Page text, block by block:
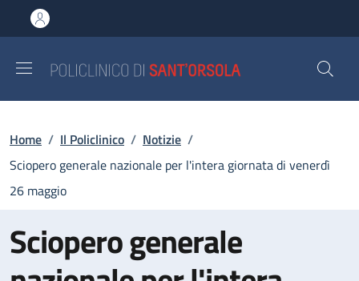
al contenuto principale
to footer content
Briciole di pane
Home / Il Policlinico / Notizie /
Sciopero generale nazionale per l'intera giornata di venerdì
26 maggio
Sciopero generale